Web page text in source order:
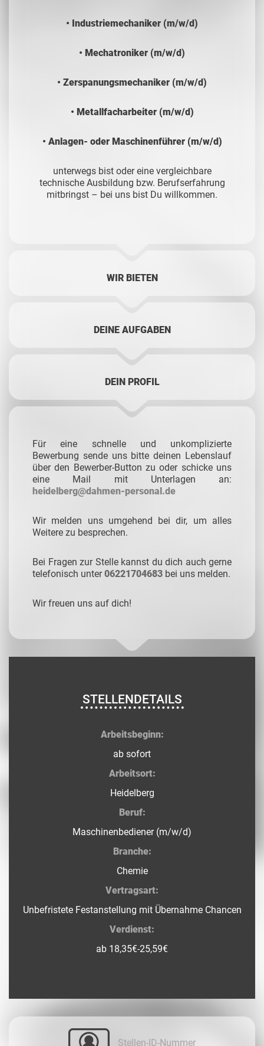
• Industriemechaniker (m/w/d)
• Mechatroniker (m/w/d)
• Zerspanungsmechaniker (m/w/d)
• Metallfacharbeiter (m/w/d)
• Anlagen- oder Maschinenführer (m/w/d)
unterwegs bist oder eine vergleichbare
technische Ausbildung bzw. Berufserfahrung
mitbringst – bei uns bist Du willkommen.
WIR BIETEN
DEINE AUFGABEN
DEIN PROFIL
Für eine schnelle und unkomplizierte
Bewerbung sende uns bitte deinen Lebenslauf
über den Bewerber-Button zu oder schicke uns
eine Mail mit Unterlagen an:
heidelberg@dahmen-personal.de
Wir melden uns umgehend bei dir, um alles
Weitere zu besprechen.
Bei Fragen zur Stelle kannst du dich auch gerne
telefonisch unter 06221704683 bei uns melden.
Wir freuen uns auf dich!
STELLENDETAILS
Arbeitsbeginn:
ab sofort
Arbeitsort:
Heidelberg
Beruf:
Maschinenbediener (m/w/d)
Branche:
Chemie
Vertragsart:
Unbefristete Festanstellung mit Übernahme Chancen
Verdienst:
ab 18,35€-25,59€
Stellen-ID-Nummer